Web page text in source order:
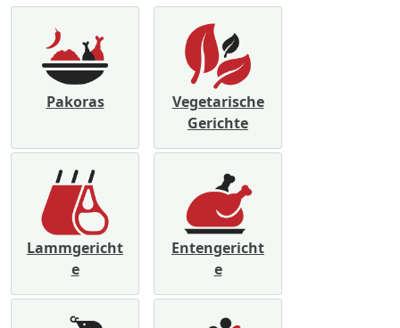
Pakoras
Vegetarische
Gerichte
Lammgericht
e
Entengericht
e